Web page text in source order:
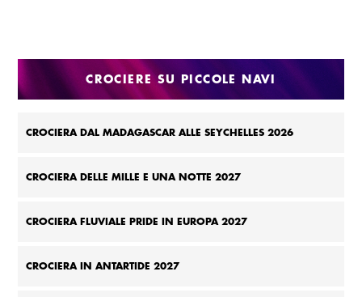
CROCIERE SU PICCOLE NAVI
CROCIERA DAL MADAGASCAR ALLE SEYCHELLES 2026
CROCIERA DELLE MILLE E UNA NOTTE 2027
CROCIERA FLUVIALE PRIDE IN EUROPA 2027
CROCIERA IN ANTARTIDE 2027